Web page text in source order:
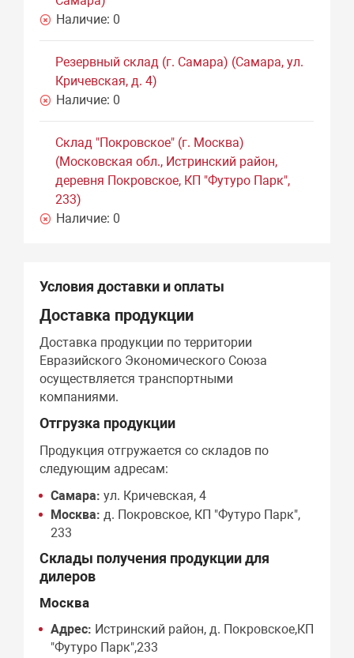
Наличие: 0
Резервный склад (г. Самара) (Самара, ул.
Кричевская, д. 4)
Наличие: 0
Склад "Покровское" (г. Москва)
(Московская обл., Истринский район,
деревня Покровское, КП "Футуро Парк",
233)
Наличие: 0
Условия доставки и оплаты
Доставка продукции
Доставка продукции по территории
Евразийского Экономического Союза
осуществляется транспортными
компаниями.
Отгрузка продукции
Продукция отгружается со складов по
следующим адресам:
Самара: ул. Кричевская, 4
Москва: д. Покровское, КП "Футуро Парк",
233
Склады получения продукции для
дилеров
Москва
Адрес: Истринский район, д. Покровское,КП
"Футуро Парк",233